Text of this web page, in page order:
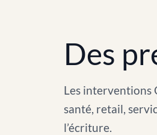
Des
Les interventions
santé, retail,
l’écriture.